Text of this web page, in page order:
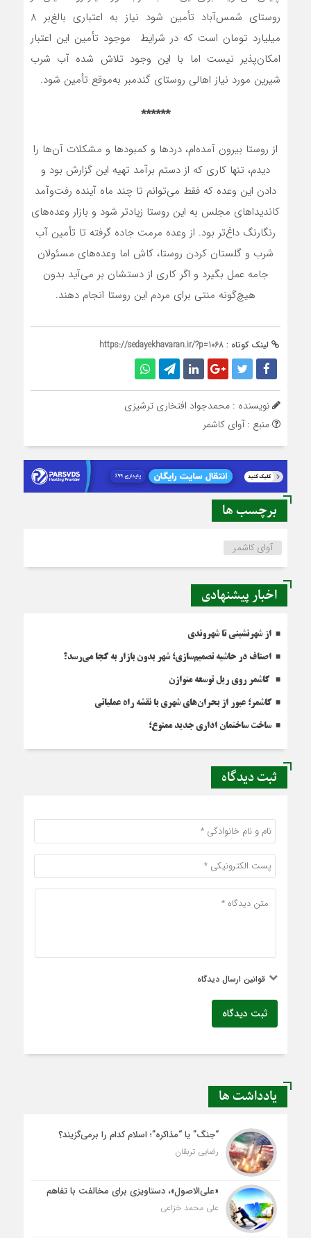
روستای شمس‌آباد تأمین شود نیاز به اعتباری بالغ‌بر 8
میلیارد تومان است که در شرایط موجود تأمین این اعتبار
امکان‌پذیر نیست اما با این وجود تلاش شده آب شرب
شیرین مورد نیاز اهالی روستای گندم‏بر به‌موقع تأمین شود.
******
از روستا بیرون آمده‌ام، دردها و کمبودها و مشکلات آن‌ها را
دیدم، تنها کاری که از دستم برآمد تهیه این گزارش بود و
دادن این وعده که فقط می‌توانم تا چند ماه آینده رفت‌وآمد
کاندیداهای مجلس به این روستا زیادتر شود و بازار وعده‌های
رنگارنگ داغ‌تر بود. از وعده مرمت جاده گرفته تا تأمین آب
شرب و گلستان کردن روستا، کاش اما وعده‌های مسئولان
جامه عمل بگیرد و اگر کاری از دست‏شان بر می‌آید بدون
هیچ‌گونه منتی برای مردم این روستا انجام دهند.
لینک کوتاه : https://sedayekhavaran.ir/?p=1068
نویسنده : محمدجواد افتخاری ترشیزی
منبع : آوای کاشمر
برچسب ها
آوای کاشمر
اخبار پیشنهادی
از شهرنشینی تا شهروندی
اصناف در حاشیه تصمیم‌سازی؛ شهر بدون بازار به کجا می‌رسد؟
کاشمر روی ریل توسعه متوازن
کاشمر؛ عبور از بحران‌های شهری با نقشه راه عملیاتی
ساخت ساختمان اداری جدید ممنوع؛
ثبت دیدگاه
قوانین ارسال دیدگاه
ثبت دیدگاه
یادداشت ها
“جنگ” یا “مذاکره”؛ اسلام کدام را برمی‌گزیند؟
رضایی تربقان
«علی‌الاصول»، دستاویزی برای مخالفت با تفاهم
علی محمد خزاعی